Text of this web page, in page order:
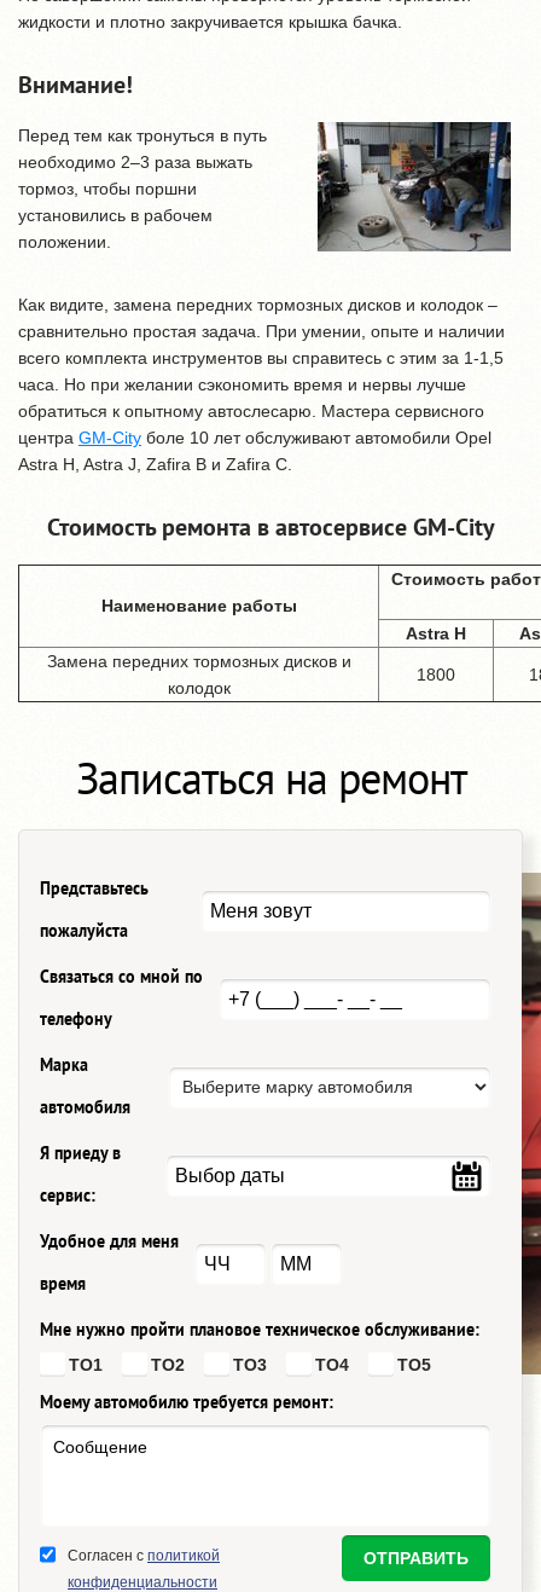
жидкости и плотно закручивается крышка бачка.
Внимание!
Перед тем как тронуться в путь
необходимо 2–3 раза выжать
тормоз, чтобы поршни
установились в рабочем
положении.
Как видите, замена передних тормозных дисков и колодок –
сравнительно простая задача. При умении, опыте и наличии
всего комплекта инструментов вы справитесь с этим за 1-1,5
часа. Но при желании сэкономить время и нервы лучше
обратиться к опытному автослесарю. Мастера сервисного
центра GM-City боле 10 лет обслуживают автомобили Opel
Astra H, Astra J, Zafira B и Zafira C.
Стоимость ремонта в автосервисе GM-City
Наименование работы
Стоимость
Astra H
Замена передних тормозных дисков и
колодок
1800
Записаться на ремонт
Представьтесь
пожалуйста
Связаться со мной по
телефону
Марка
автомобиля
Я приеду в
сервис:
Удобное для меня
время
Мне нужно пройти плановое техническое обслуживание:
ТО1 ТО2 ТО3 ТО4 ТО5
Моему автомобилю требуется ремонт:
Согласен с политикой
конфиденциальности